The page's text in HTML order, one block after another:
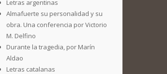
Letras argentinas
Almafuerte su personalidad y su
obra. Una conferencia por Victorio
M. Delfino
Durante la tragedia, por Marín
Aldao
Letras catalanas